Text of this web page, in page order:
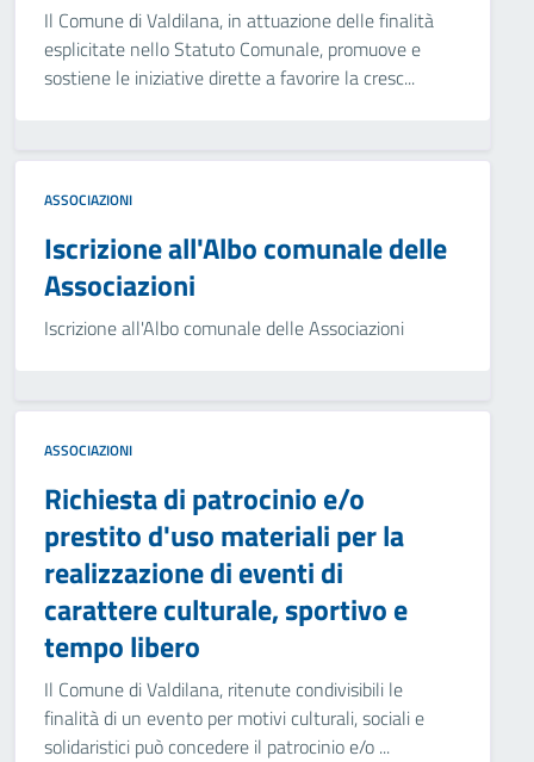
Il Comune di Valdilana, in attuazione delle finalità
esplicitate nello Statuto Comunale, promuove e
sostiene le iniziative dirette a favorire la cresc...
ASSOCIAZIONI
Iscrizione all'Albo comunale delle
Associazioni
Iscrizione all'Albo comunale delle Associazioni
ASSOCIAZIONI
Richiesta di patrocinio e/o
prestito d'uso materiali per la
realizzazione di eventi di
carattere culturale, sportivo e
tempo libero
Il Comune di Valdilana, ritenute condivisibili le
finalità di un evento per motivi culturali, sociali e
solidaristici può concedere il patrocinio e/o ...